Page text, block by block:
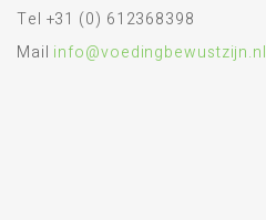
Tel +31 (0) 612368398
Mail info@voedingbewustzijn.nl